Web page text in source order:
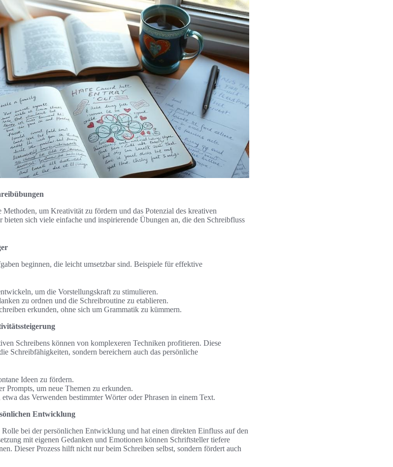
Methoden, um Kreativität zu fördern und das Potenzial des kreativen
bieten sich viele einfache und inspirierende Übungen an, die den Schreibfluss
beginnen, die leicht umsetzbar sind. Beispiele für effektive
um die Vorstellungskraft zu stimulieren.
zu ordnen und die Schreibroutine zu etablieren.
erkunden, ohne sich um Grammatik zu kümmern.
Schreibens können von komplexeren Techniken profitieren. Diese
Schreibfähigkeiten, sondern bereichern auch das persönliche
Ideen zu fördern.
Prompts, um neue Themen zu erkunden.
das Verwenden bestimmter Wörter oder Phrasen in einem Text.
Entwicklung
bei der persönlichen Entwicklung und hat einen direkten Einfluss auf den
mit eigenen Gedanken und Emotionen können Schriftsteller tiefere
Dieser Prozess hilft nicht nur beim Schreiben selbst, sondern fördert auch